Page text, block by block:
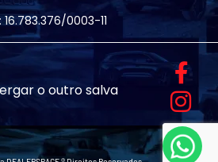
16.783.376/0003-11
o outro salva